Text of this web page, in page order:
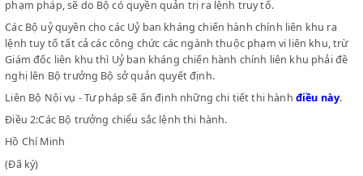
Điều 1:Điều 3 sắc lệnh số 200-SL ngày 8 tháng 7 năm 1948 nói
nay sửa đổi như sau:
"Điều 3 mới: Những công chức làm việc tại các cơ quan trung
phạm pháp, sẽ do Bộ có quyền quản trị ra lệnh truy tố.
Các Bộ uỷ quyền cho các Uỷ ban kháng chiến hành chính liên khu
Giám đốc liên khu thì Uỷ ban kháng chiến hành chính liên khu
nghị lên Bộ trưởng Bộ sở quản quyết định.
Liên Bộ Nội vụ - Tư pháp sẽ ấn định những chi tiết thi hành